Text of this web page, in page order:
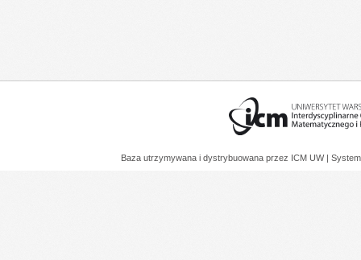
Baza utrzymywana i dystrybuowana przez ICM UW |